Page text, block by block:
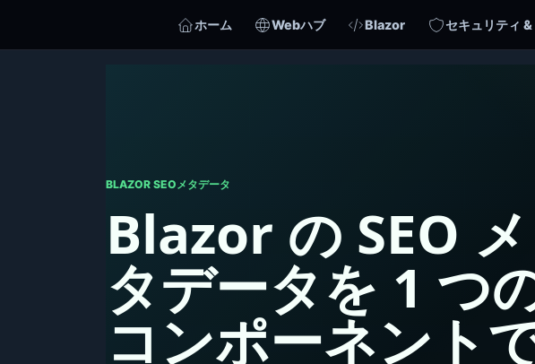
ホーム Webハブ Blazor セキュリティ &
BLAZOR SEOメタデータ
Blazor の SEO メ
タデータを 1 つ
コンポーネント